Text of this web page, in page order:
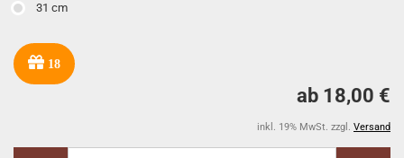
31 cm
18
ab 18,00 €
inkl. 19% MwSt. zzgl. Versand